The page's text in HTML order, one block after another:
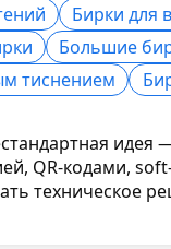
Бирки для
Большие
тиснением
QR-кодами,
техническое